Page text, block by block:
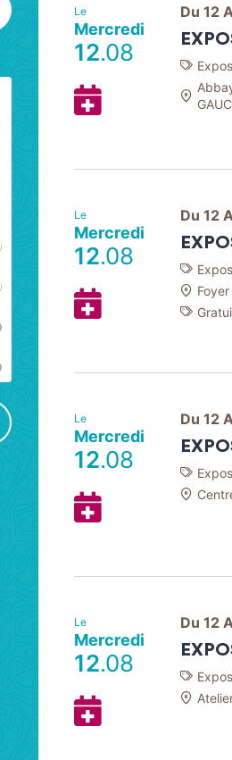
Le
Mercredi
12.08
Ajouter
à
Agenda
Du 12
Le
Mercredi
12.08
Ajouter
à
Agenda
Du 12
Le
Mercredi
12.08
Ajouter
à
Agenda
Du 12
Le
Mercredi
12.08
Ajouter
à
Du 12